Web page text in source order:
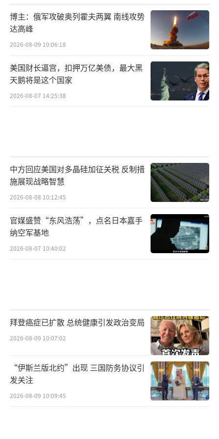
博主：俄军攻破奥列霍夫两翼 南线攻势
达高峰
2026-08-09 10:06:18
美国财长逼宫，扣押万亿美债，最大黑
天鹅将是这个国家
2026-08-07 14:25:38
中方回应美国对多晶硅加征关税 反制措
施展现战略智慧
2026-08-08 10:12:45
官媒盛赞“东风浩荡”，点名日本嘉手
纳空军基地
2026-08-07 10:40:02
拜登癌症已扩散 总统健康引发政治变局
2026-08-09 10:07:02
“伊斯兰版北约”出现 三国防务协议引
发关注
2026-08-09 10:09:45